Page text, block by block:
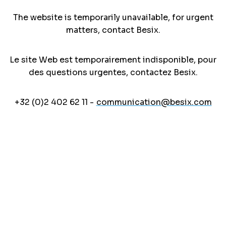
The website is temporarily unavailable, for urgent
matters, contact Besix.
Le site Web est temporairement indisponible, pour
des questions urgentes, contactez Besix.
+32 (0)2 402 62 11 - communication@besix.com